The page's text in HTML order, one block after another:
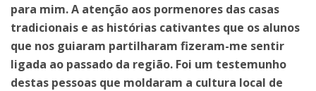
para mim. A atenção aos pormenores das casas
tradicionais e as histórias cativantes que os alunos
que nos guiaram partilharam fizeram-me sentir
ligada ao passado da região. Foi um testemunho
destas pessoas que moldaram a cultura local de